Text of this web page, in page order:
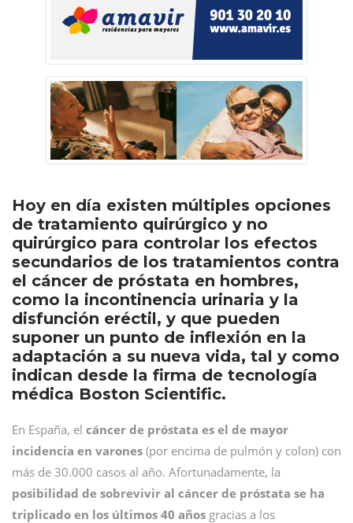
Hoy en día existen múltiples opciones
de tratamiento quirúrgico y no
quirúrgico para controlar los efectos
secundarios de los tratamientos contra
el cáncer de próstata en hombres,
como la incontinencia urinaria y la
disfunción eréctil, y que pueden
suponer un punto de inflexión en la
adaptación a su nueva vida, tal y como
indican desde la firma de tecnología
médica Boston Scientific.
En España, el cáncer de próstata es el de mayor
incidencia en varones (por encima de pulmón y colon) con
más de 30.000 casos al año. Afortunadamente, la
posibilidad de sobrevivir al cáncer de próstata se ha
triplicado en los últimos 40 años gracias a los